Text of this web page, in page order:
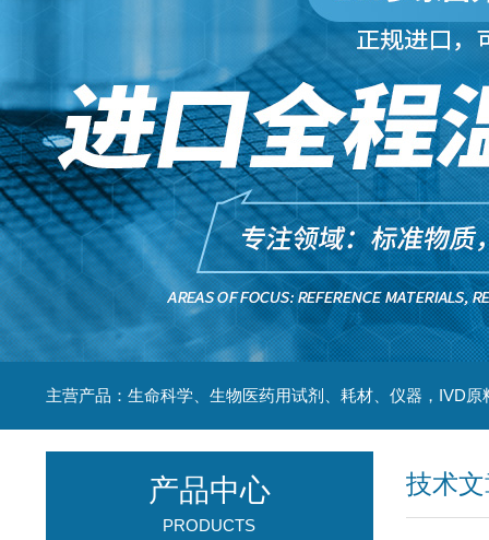
主营产品：生命科学、生物医药用试剂、耗材、仪器，IVD原
技术
产品中心
PRODUCTS